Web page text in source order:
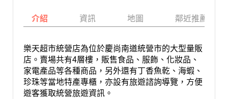
介紹 資訊 地圖 鄰近推薦景點
樂天超市統營店為位於慶尚南道統營市的大型量販
店。賣場共有4層樓，販售食品、服飾、化妝品、
家電產品等各種商品，另外還有丁香魚乾、海蝦、
珍珠等當地特產專櫃，亦設有旅遊諮詢導覽，方便
遊客獲取統營旅遊資訊。